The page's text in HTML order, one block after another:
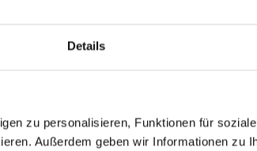
Details
zu personalisieren, Funktionen für
Außerdem geben wir Informationen zu